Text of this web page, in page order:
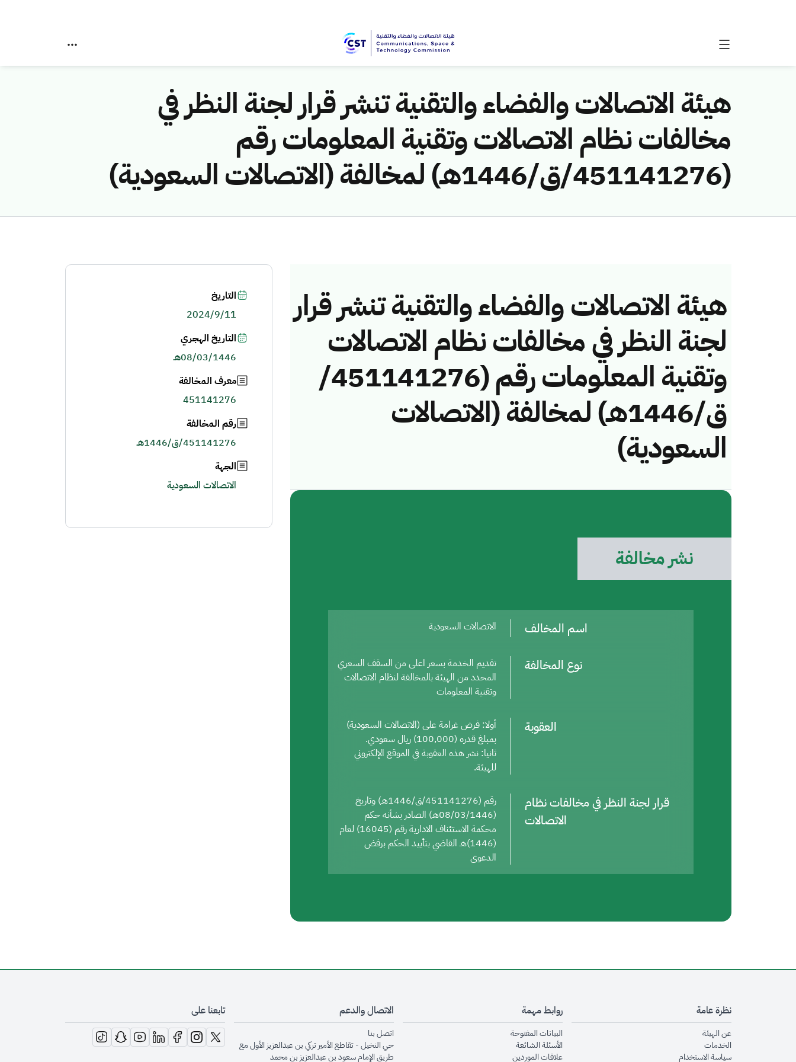
هيئة الاتصالات والفضاء والتقنية تنشر قرار لجنة النظر في
مخالفات نظام الاتصالات وتقنية المعلومات رقم
(451141276/ق/1446هـ) لمخالفة (الاتصالات السعودية)
هيئة الاتصالات والفضاء والتقنية تنشر قرار
لجنة النظر في مخالفات نظام الاتصالات
وتقنية المعلومات رقم (451141276/
ق/1446هـ) لمخالفة (الاتصالات
السعودية)
نشر مخالفة
اسم المخالف الاتصالات السعودية
نوع المخالفة
تقديم الخدمة بسعر اعلى من السقف السعري
المحدد من الهيئة بالمخالفة لنظام الاتصالات
وتقنية المعلومات
العقوبة
أولا: فرض غرامة على (الاتصالات السعودية)
بمبلغ قدره (100,000) ريال سعودي.
ثانيا: نشر هذه العقوبة في الموقع الإلكتروني
للهيئة.
قرار لجنة النظر في مخالفات نظام
الاتصالات
رقم (451141276/ق/1446هـ) وتاريخ
(08/03/1446هـ) الصادر بشأنه حكم
محكمة الاستئناف الادارية رقم (16045) لعام
(1446)هـ القاضي بتأييد الحكم برفض
الدعوى
التاريخ
2024/9/11
التاريخ الهجري
08/03/1446هـ
معرف المخالفة
451141276
رقم المخالفة
451141276/ق/1446هـ
الجهة
الاتصالات السعودية
نظرة عامة
عن الهيئةopens in new window
الخدماتopens in new window
سياسة الاستخدام
روابط مهمة
البيانات المفتوحةopens in new window
الأسئلة الشائعةopens in new window
علاقات الموردينopens in new window
الاتصال والدعم
اتصل بنا
حي النخيل - تقاطع الأمير تركي بن عبدالعزيز الأول مع
طريق الإمام سعود بن عبدالعزيز بن محمد
تابعنا على
opens in new window
opens in new window
opens in new window
opens in new window
opens in new window
opens in new window
opens in new window